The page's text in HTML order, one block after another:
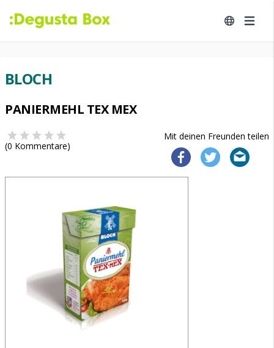
BLOCH
PANIERMEHL TEX MEX
Mit deinen Freunden teilen
(0 Kommentare)